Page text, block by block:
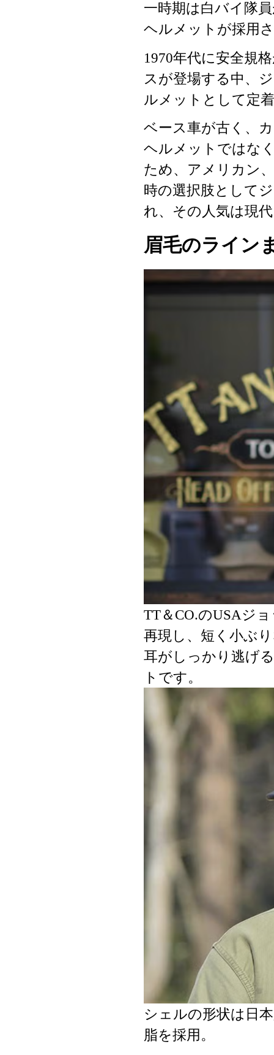
一時期は白バイ隊
ヘルメットが採用
1970年代に安全規
スが登場する中、
ルメットとして定
ベース車が古く、
ヘルメットではな
ため、アメリカン
時の選択肢として
れ、その人気は現
眉毛のライン
TT＆CO.のUSAジ
再現し、短く小ぶ
耳がしっかり逃げ
トです。
シェルの形状は日
脂を採用。